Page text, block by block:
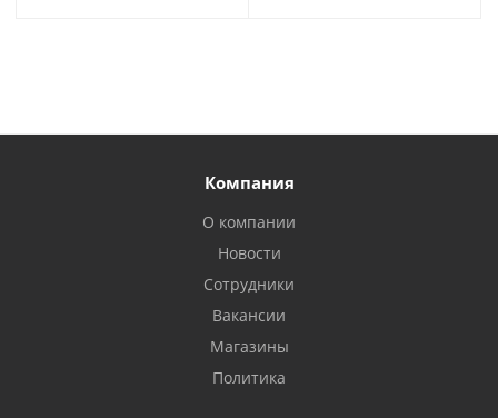
Компания
О компании
Новости
Сотрудники
Вакансии
Магазины
Политика